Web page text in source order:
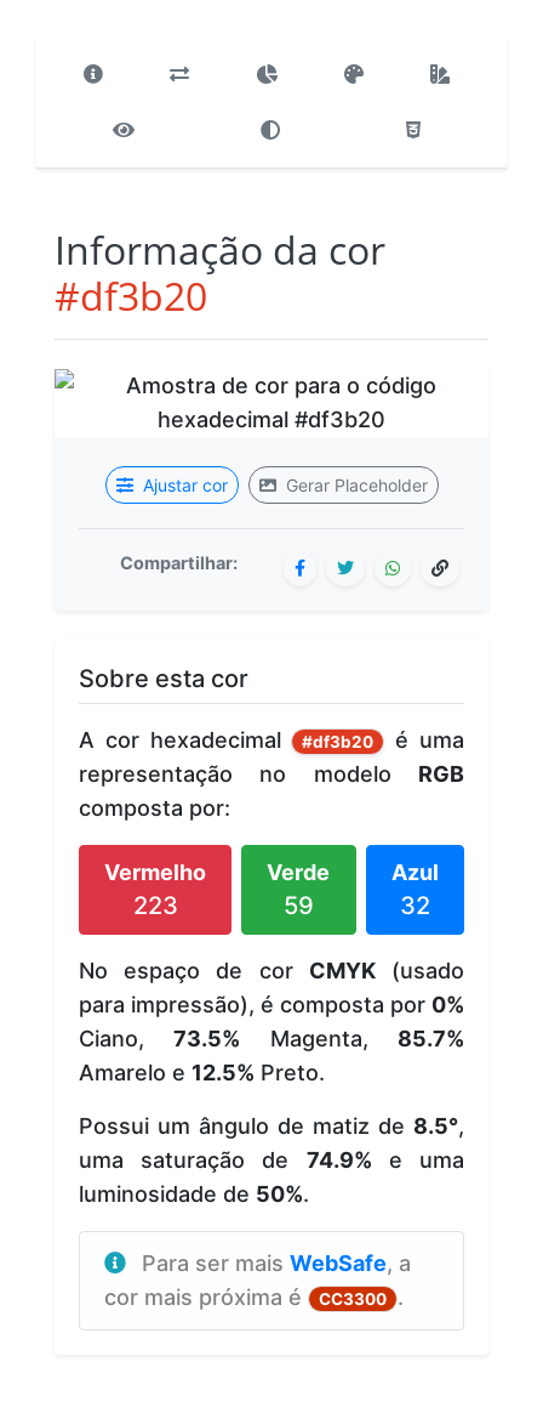
Informação da cor
#df3b20
Ajustar cor Gerar Placeholder
Compartilhar:
Sobre esta cor
A cor hexadecimal #df3b20
é uma
representação no modelo RGB
composta por:
Vermelho
223
Verde
59
Azul
32
No espaço de cor CMYK(usado
para impressão), é composta por 0%
Ciano,73.5% Magenta, 85.7%
Amarelo e 12.5% Preto.
Possui um ângulo de matiz de 8.5°,
uma saturação de 74.9% e uma
luminosidade de 50%.
Para ser mais WebSafe, a
cor mais próxima é
CC3300 .